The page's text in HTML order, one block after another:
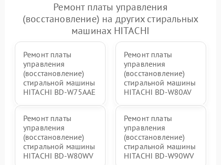
Ремонт платы управления
(восстановление) на других стиральных
машинах HITACHI
Ремонт платы
управления
(восстановление)
стиральной машины
HITACHI BD-W75AAE
Ремонт платы
управления
(восстановление)
стиральной машины
HITACHI BD-W80AV
Ремонт платы
управления
(восстановление)
стиральной машины
HITACHI BD-W80WV
Ремонт платы
управления
(восстановление)
стиральной машины
HITACHI BD-W90WV